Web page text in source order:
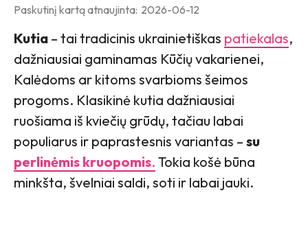
Paskutinį kartą atnaujinta: 2026-06-12
Kutia – tai tradicinis ukrainietiškas patiekalas,
dažniausiai gaminamas Kūčių vakarienei,
Kalėdoms ar kitoms svarbioms šeimos
progoms. Klasikinė kutia dažniausiai
ruošiama iš kviečių grūdų, tačiau labai
populiarus ir paprastesnis variantas – su
perlinėmis kruopomis. Tokia košė būna
minkšta, švelniai saldi, soti ir labai jauki.